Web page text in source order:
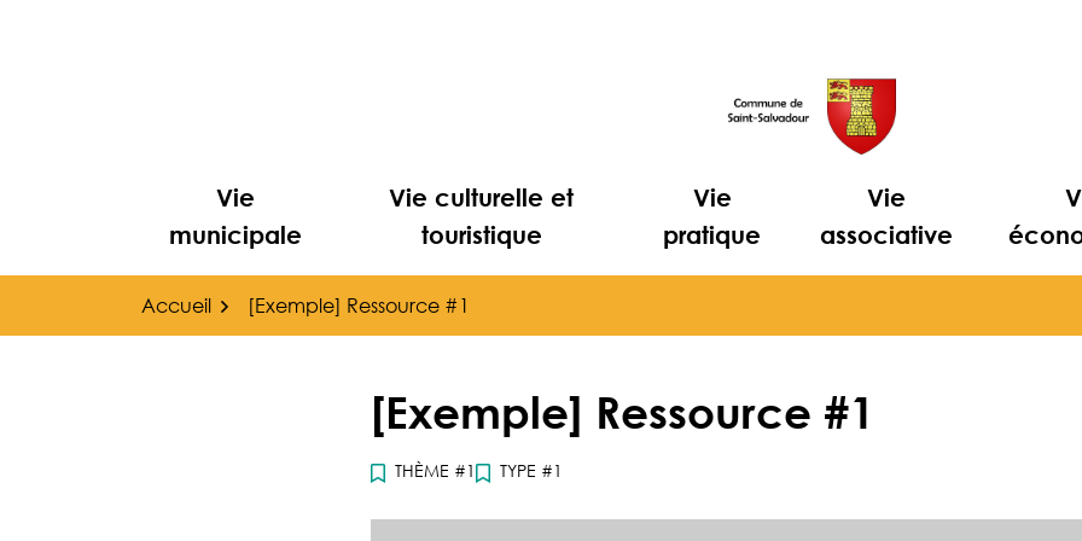
Vie
municipale
Vie culturelle et
touristique
Vie
pratique
Vie
associative
Accueil [Exemple] Ressource #1
[Exemple] Ressource #1
THÈME #1 TYPE #1